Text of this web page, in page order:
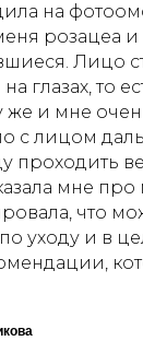
на
розацеа
Лицо
глазах, то
же и мне
с лицом
проходить
мне
что
уходу и в